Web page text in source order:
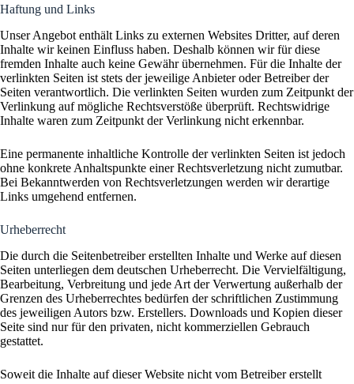
Haftung und Links
Unser Angebot enthält Links zu externen Websites Dritter, auf deren
Inhalte wir keinen Einfluss haben. Deshalb können wir für diese
fremden Inhalte auch keine Gewähr übernehmen. Für die Inhalte der
verlinkten Seiten ist stets der jeweilige Anbieter oder Betreiber der
Seiten verantwortlich. Die verlinkten Seiten wurden zum Zeitpunkt der
Verlinkung auf mögliche Rechtsverstöße überprüft. Rechtswidrige
Inhalte waren zum Zeitpunkt der Verlinkung nicht erkennbar.
Eine permanente inhaltliche Kontrolle der verlinkten Seiten ist jedoch
ohne konkrete Anhaltspunkte einer Rechtsverletzung nicht zumutbar.
Bei Bekanntwerden von Rechtsverletzungen werden wir derartige
Links umgehend entfernen.
Urheberrecht
Die durch die Seitenbetreiber erstellten Inhalte und Werke auf diesen
Seiten unterliegen dem deutschen Urheberrecht. Die Vervielfältigung,
Bearbeitung, Verbreitung und jede Art der Verwertung außerhalb der
Grenzen des Urheberrechtes bedürfen der schriftlichen Zustimmung
des jeweiligen Autors bzw. Erstellers. Downloads und Kopien dieser
Seite sind nur für den privaten, nicht kommerziellen Gebrauch
gestattet.
Soweit die Inhalte auf dieser Website nicht vom Betreiber erstellt